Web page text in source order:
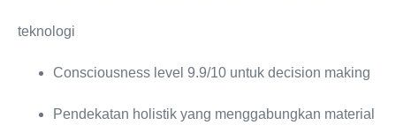
teknologi
Consciousness level 9.9/10 untuk decision making
Pendekatan holistik yang menggabungkan material